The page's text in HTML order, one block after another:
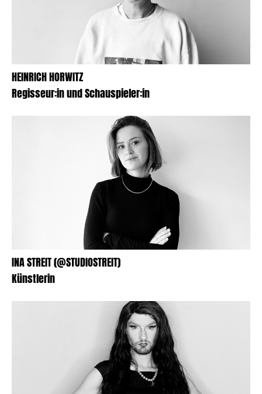
HEINRICH HORWITZ
Regisseur:in und Schauspieler:in
INA STREIT (@STUDIOSTREIT)
Künstlerin